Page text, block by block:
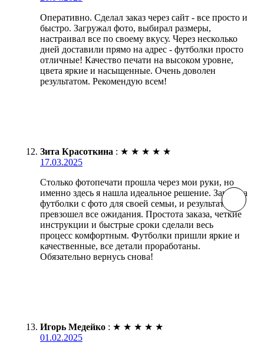
Оперативно. Сделал заказ через сайт - все просто и
быстро. Загружал фото, выбирал размеры,
настраивал все по своему вкусу. Через несколько
дней доставили прямо на адрес - футболки просто
отличные! Качество печати на высоком уровне,
цвета яркие и насыщенные. Очень доволен
результатом. Рекомендую всем!
Зита Красоткина : ★ ★ ★ ★ ★
17.03.2025
Столько фотопечати прошла через мои руки, но
именно здесь я нашла идеальное решение. Заказала
футболки с фото для своей семьи, и результат
превзошел все ожидания. Простота заказа, четкие
инструкции и быстрые сроки сделали весь
процесс комфортным. Футболки пришли яркие и
качественные, все детали проработаны.
Обязательно вернусь снова!
Игорь Медейко : ★ ★ ★ ★ ★
01.02.2025